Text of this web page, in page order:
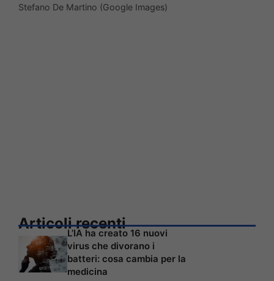
Stefano De Martino (Google Images)
Articoli recenti
L’IA ha creato 16 nuovi
virus che divorano i
batteri: cosa cambia per la
medicina